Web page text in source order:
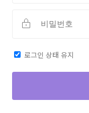
로그인 상태 유지